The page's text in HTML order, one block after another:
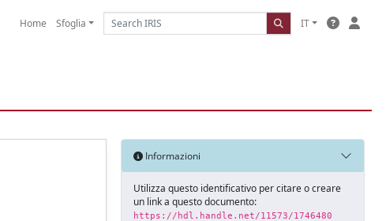
Home Sfoglia IT
Informazioni
Utilizza questo identificativo per citare o creare
un link a questo documento:
https://hdl.handle.net/11573/1746480